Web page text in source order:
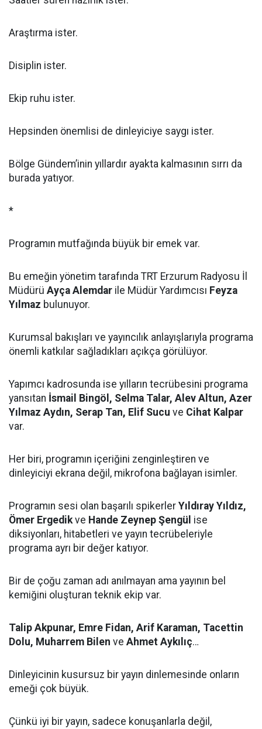
Araştırma ister.
Disiplin ister.
Ekip ruhu ister.
Hepsinden önemlisi de dinleyiciye saygı ister.
Bölge Gündem’inin yıllardır ayakta kalmasının sırrı da
burada yatıyor.
*
Programın mutfağında büyük bir emek var.
Bu emeğin yönetim tarafında TRT Erzurum Radyosu İl
Müdürü Ayça Alemdar ile Müdür Yardımcısı Feyza
Yılmaz bulunuyor.
Kurumsal bakışları ve yayıncılık anlayışlarıyla programa
önemli katkılar sağladıkları açıkça görülüyor.
Yapımcı kadrosunda ise yılların tecrübesini programa
yansıtan İsmail Bingöl, Selma Talar, Alev Altun, Azer
Yılmaz Aydın, Serap Tan, Elif Sucu ve Cihat Kalpar
var.
Her biri, programın içeriğini zenginleştiren ve
dinleyiciyi ekrana değil, mikrofona bağlayan isimler.
Programın sesi olan başarılı spikerler Yıldıray Yıldız,
Ömer Ergedikve Hande Zeynep Şengül ise
diksiyonları, hitabetleri ve yayın tecrübeleriyle
programa ayrı bir değer katıyor.
Bir de çoğu zaman adı anılmayan ama yayının bel
kemiğini oluşturan teknik ekip var.
Talip Akpunar, Emre Fidan, Arif Karaman, Tacettin
Dolu, Muharrem Bilen ve Ahmet Aykılıç…
Dinleyicinin kusursuz bir yayın dinlemesinde onların
emeği çok büyük.
Çünkü iyi bir yayın, sadece konuşanlarla değil,